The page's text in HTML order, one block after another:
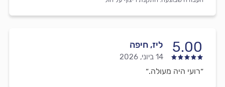
5.00 ליז, חיפה
14 ביוני, 2026
״רועי היה מעולה.״